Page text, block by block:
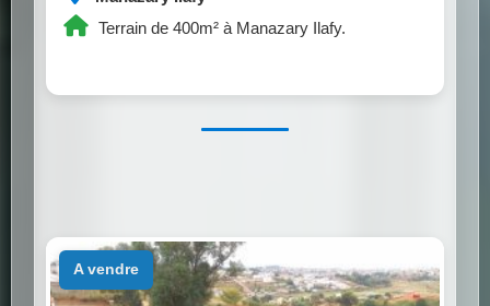
Terrain de 400m² à Manazary Ilafy.
a vendre